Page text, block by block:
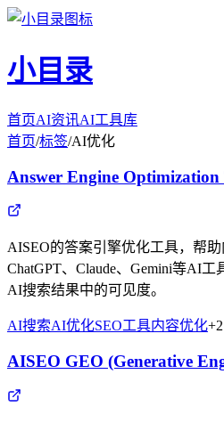
小目录
首页AI资讯AI工具库
首页/标签/AI优化
Answer Engine Optimization
AISEO的答案引擎优化工具，帮
ChatGPT、Claude、Gemini等AI
AI搜索结果中的可见度。
AI搜索AI优化SEO工具内容优化+2
AISEO GEO (Generative